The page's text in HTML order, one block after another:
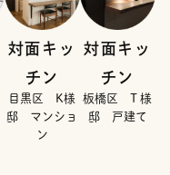
対面キッ
チン
目黒区 K様
邸 マンショ
ン
対面キッ
チン
板橋区 T 様
邸 戸建て